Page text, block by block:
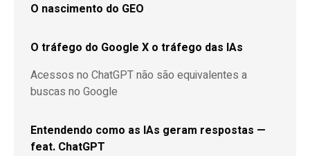
O nascimento do GEO
O tráfego do Google X o tráfego das IAs
Acessos no ChatGPT não são equivalentes a
buscas no Google
Entendendo como as IAs geram respostas —
feat. ChatGPT